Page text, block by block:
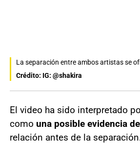
La separación entre ambos artistas se
Crédito: IG: @shakira
El video ha sido interpretado
como una posible evidencia
relación antes de la